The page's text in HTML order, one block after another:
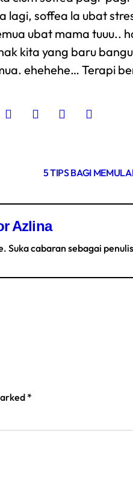
lagi, soffea la ubat
ubat mama tuuu..
kita yang baru
ehehehe… Terapi
5 TIPS BAGI
Azlina
cabaran sebagai
*